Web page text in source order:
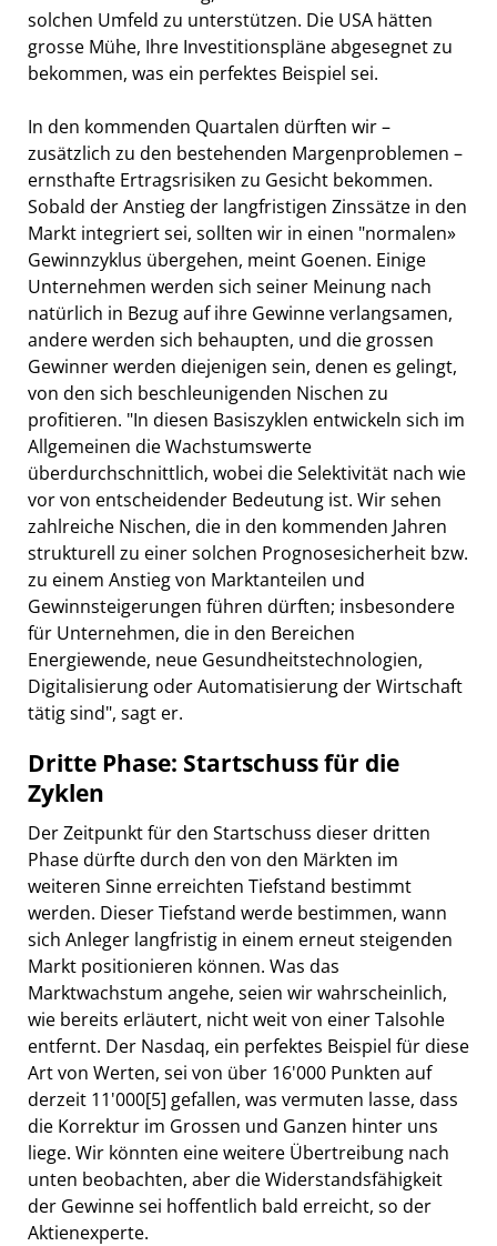
solchen Umfeld zu unterstützen. Die USA hätten
grosse Mühe, Ihre Investitionspläne abgesegnet zu
bekommen, was ein perfektes Beispiel sei.
In den kommenden Quartalen dürften wir –
zusätzlich zu den bestehenden Margenproblemen –
ernsthafte Ertragsrisiken zu Gesicht bekommen.
Sobald der Anstieg der langfristigen Zinssätze in den
Markt integriert sei, sollten wir in einen "normalen»
Gewinnzyklus übergehen, meint Goenen. Einige
Unternehmen werden sich seiner Meinung nach
natürlich in Bezug auf ihre Gewinne verlangsamen,
andere werden sich behaupten, und die grossen
Gewinner werden diejenigen sein, denen es gelingt,
von den sich beschleunigenden Nischen zu
profitieren. "In diesen Basiszyklen entwickeln sich im
Allgemeinen die Wachstumswerte
überdurchschnittlich, wobei die Selektivität nach wie
vor von entscheidender Bedeutung ist. Wir sehen
zahlreiche Nischen, die in den kommenden Jahren
strukturell zu einer solchen Prognosesicherheit bzw.
zu einem Anstieg von Marktanteilen und
Gewinnsteigerungen führen dürften; insbesondere
für Unternehmen, die in den Bereichen
Energiewende, neue Gesundheitstechnologien,
Digitalisierung oder Automatisierung der Wirtschaft
tätig sind", sagt er.
Dritte Phase: Startschuss für die
Zyklen
Der Zeitpunkt für den Startschuss dieser dritten
Phase dürfte durch den von den Märkten im
weiteren Sinne erreichten Tiefstand bestimmt
werden. Dieser Tiefstand werde bestimmen, wann
sich Anleger langfristig in einem erneut steigenden
Markt positionieren können. Was das
Marktwachstum angehe, seien wir wahrscheinlich,
wie bereits erläutert, nicht weit von einer Talsohle
entfernt. Der Nasdaq, ein perfektes Beispiel für diese
Art von Werten, sei von über 16'000 Punkten auf
derzeit 11'000[5] gefallen, was vermuten lasse, dass
die Korrektur im Grossen und Ganzen hinter uns
liege. Wir könnten eine weitere Übertreibung nach
unten beobachten, aber die Widerstandsfähigkeit
der Gewinne sei hoffentlich bald erreicht, so der
Aktienexperte.